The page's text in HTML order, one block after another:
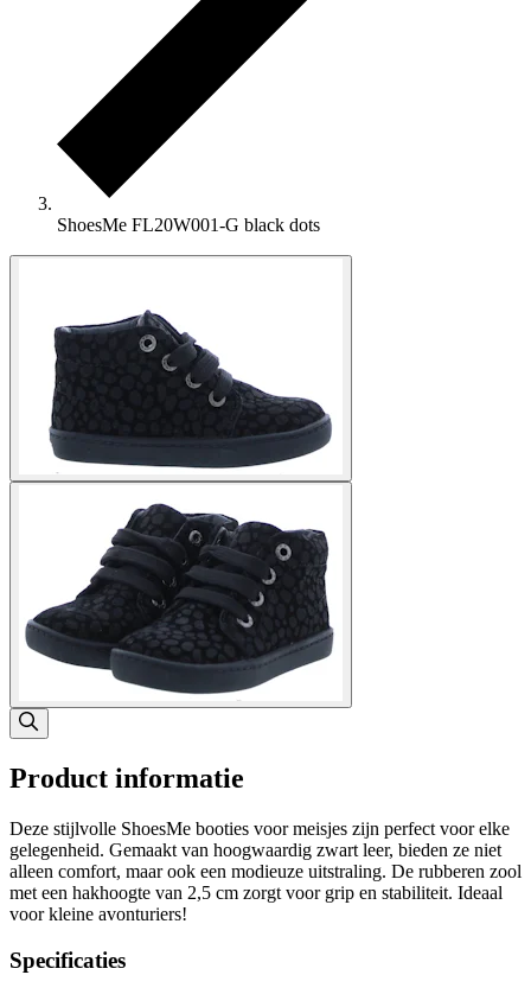
ShoesMe FL20W001-G black dots
Product informatie
Deze stijlvolle ShoesMe booties voor meisjes zijn perfect voor elke
gelegenheid. Gemaakt van hoogwaardig zwart leer, bieden ze niet
alleen comfort, maar ook een modieuze uitstraling. De rubberen zool
met een hakhoogte van 2,5 cm zorgt voor grip en stabiliteit. Ideaal
voor kleine avonturiers!
Specificaties